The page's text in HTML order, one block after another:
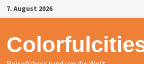
Zurück
zum
7. August 2026